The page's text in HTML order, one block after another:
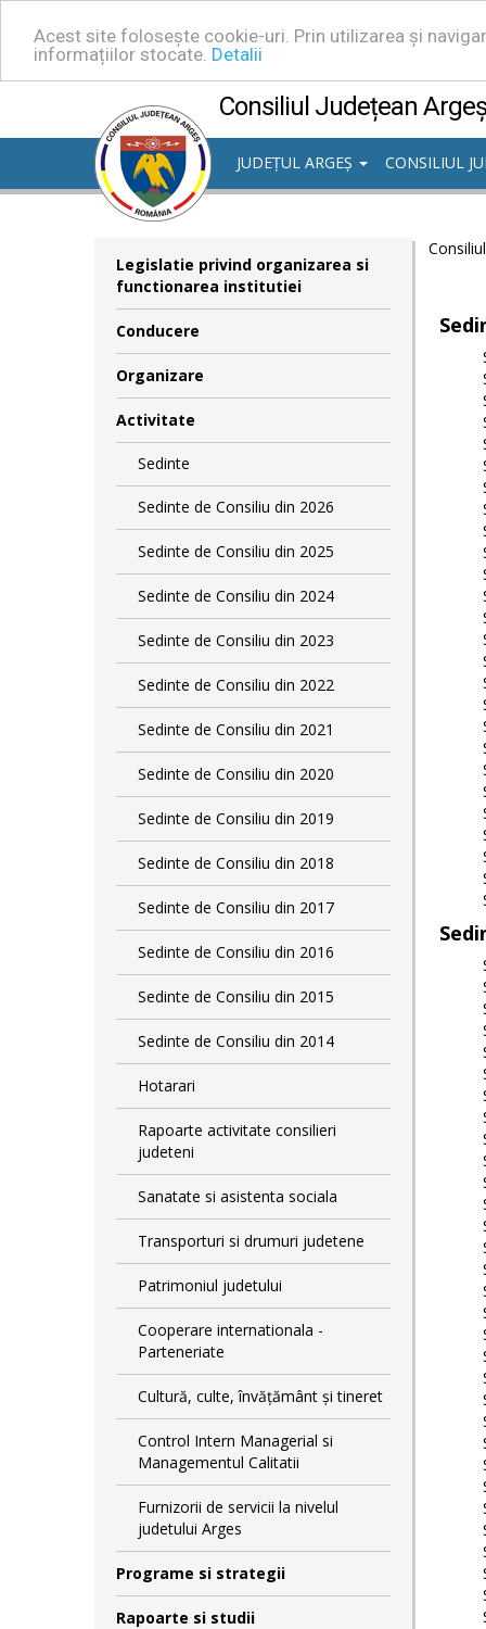
Acest site folosește cookie-uri. Prin utilizarea și
informațiilor stocate. Detalii
Consiliul Județean Argeș
JUDEȚUL ARGEȘ CONSILIUL
Legislatie privind organizarea si
functionarea institutiei
Conducere
Organizare
Activitate
Sedinte
Sedinte de Consiliu din 2026
Sedinte de Consiliu din 2025
Sedinte de Consiliu din 2024
Sedinte de Consiliu din 2023
Sedinte de Consiliu din 2022
Sedinte de Consiliu din 2021
Sedinte de Consiliu din 2020
Sedinte de Consiliu din 2019
Sedinte de Consiliu din 2018
Sedinte de Consiliu din 2017
Sedinte de Consiliu din 2016
Sedinte de Consiliu din 2015
Sedinte de Consiliu din 2014
Hotarari
Rapoarte activitate consilieri
judeteni
Sanatate si asistenta sociala
Transporturi si drumuri judetene
Patrimoniul judetului
Cooperare internationala -
Parteneriate
Cultură, culte, învățământ și tineret
Control Intern Managerial si
Managementul Calitatii
Furnizorii de servicii la nivelul
judetului Arges
Programe si strategii
Rapoarte si studii